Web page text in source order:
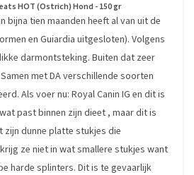
HOT (Ostrich) Hond - 150 gr
bijna tien maanden heeft al van uit de
en Guiardia uitgesloten). Volgens
darmontsteking. Buiten dat zeer
met DA verschillende soorten
Als voer nu: Royal Canin IG en dit is
past binnen zijn dieet , maar dit is
zijn dunne platte stukjes die
ze niet in wat smallere stukjes want
harde splinters. Dit is te gevaarlijk